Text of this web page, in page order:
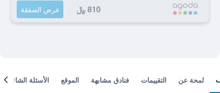
810 ﷼ عرض الصفقة
لمحة عن التقييمات فنادق مشابهة الموقع الأسئلة الشائعة